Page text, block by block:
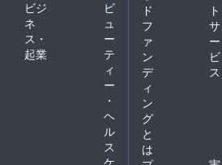
ビジ
ネ
ス・
起業
ビ
ュ
ー
テ
ィ
ー
・
ヘ
ル
ス
ド
フ
ァ
ン
デ
ィ
ン
グ
と
は
ト
サ
ー
ビ
ス